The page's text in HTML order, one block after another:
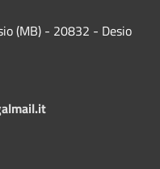
(MB) - 20832 - Desio